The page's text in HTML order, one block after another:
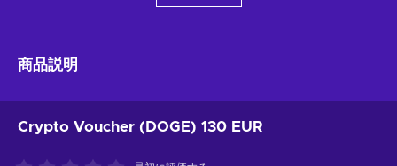
商品説明
Crypto Voucher (DOGE) 130 EUR